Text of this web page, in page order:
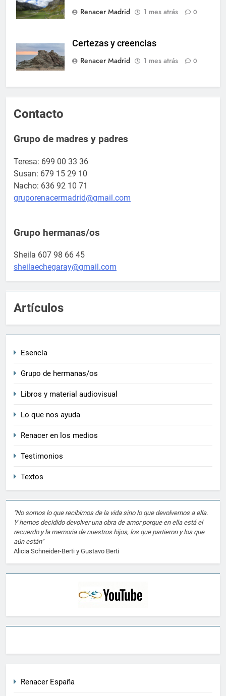
Renacer Madrid
1 mes atrás 0
Certezas y creencias
Renacer Madrid
1 mes atrás 0
Contacto
Grupo de madres y padres
Teresa: 699 00 33 36
Susan: 679 15 29 10
Nacho: 636 92 10 71
gruporenacermadrid@gmail.com
Grupo hermanas/os
Sheila 607 98 66 45
sheilaechegaray@gmail.com
Artículos
Esencia
Grupo de hermanas/os
Libros y material audiovisual
Lo que nos ayuda
Renacer en los medios
Testimonios
Textos
"No somos lo que recibimos de la vida sino lo que devolvemos a ella.
Y hemos decidido devolver una obra de amor porque en ella está el
recuerdo y la memoria de nuestros hijos, los que partieron y los que
aún están”
Alicia Schneider-Berti y Gustavo Berti
Renacer España